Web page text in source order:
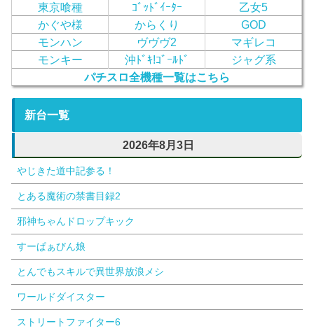
東京喰種
ｺﾞｯﾄﾞｲｰﾀｰ
乙女5
かぐや様
からくり
GOD
モンハン
ヴヴヴ2
マギレコ
モンキー
沖ﾄﾞｷ!ｺﾞｰﾙﾄﾞ
ジャグ系
パチスロ全機種一覧はこちら
新台一覧
2026年8月3日
やじきた道中記参る！
とある魔術の禁書目録2
邪神ちゃんドロップキック
すーぱぁびん娘
とんでもスキルで異世界放浪メシ
ワールドダイスター
ストリートファイター6